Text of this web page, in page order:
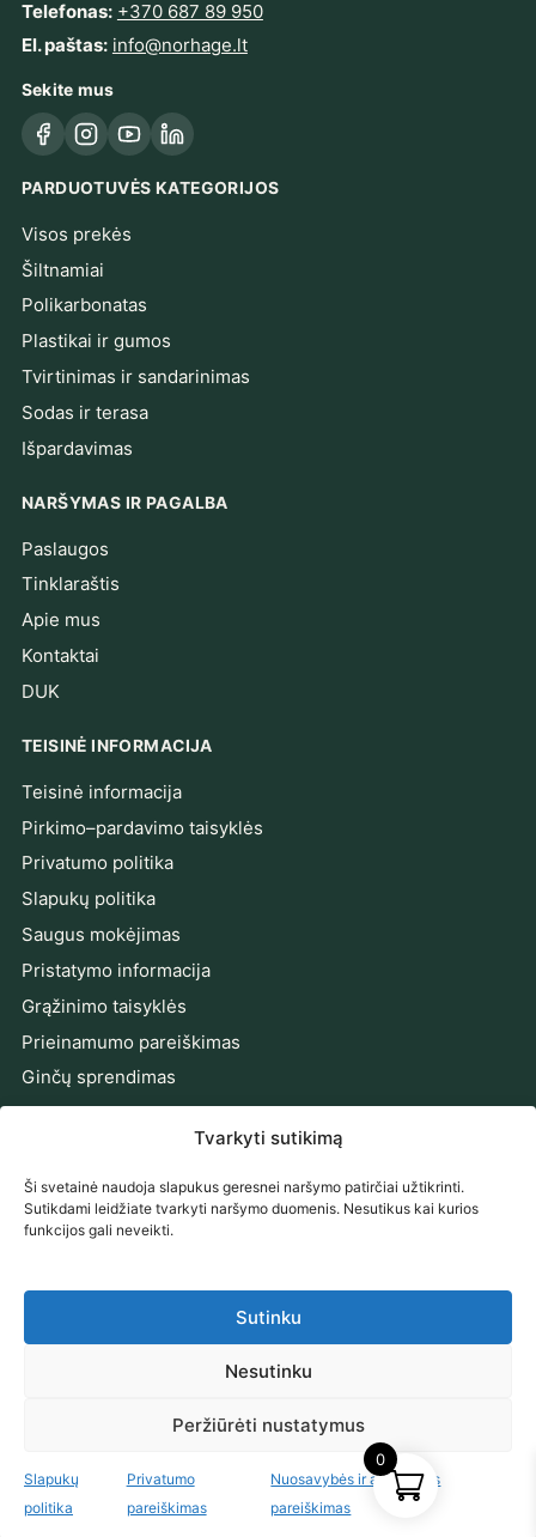
Tvarkyti sutikimą
Ši svetainė naudoja slapukus geresnei naršymo patirčiai užtikrinti.
Sutikdami leidžiate tvarkyti naršymo duomenis. Nesutikus kai kurios
funkcijos gali neveikti.
Sutinku
Nesutinku
Peržiūrėti nustatymus
Slapukų
politika
Privatumo
pareiškimas
Nuosavybės ir autorystės
pareiškimas
Telefonas: +370 687 89 950
El. paštas: info@norhage.lt
Sekite mus
FacebookInstagram
YouTubeLinkedIn
PARDUOTUVĖS KATEGORIJOS
Visos prekės
Šiltnamiai
Polikarbonatas
Plastikai ir gumos
Tvirtinimas ir sandarinimas
Sodas ir terasa
Išpardavimas
NARŠYMAS IR PAGALBA
Paslaugos
Tinklaraštis
Apie mus
Kontaktai
DUK
TEISINĖ INFORMACIJA
Teisinė informacija
Pirkimo–pardavimo taisyklės
Privatumo politika
Slapukų politika
Saugus mokėjimas
Pristatymo informacija
Grąžinimo taisyklės
Prieinamumo pareiškimas
Ginčų sprendimas
PRENUMERUOKITE NAUJIENAS
paštą.
Prenumeruodami sutinkate su mūsųPrivatumo politika
Privatumo politika Slapukų politika
0
⚙️Filtrai